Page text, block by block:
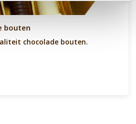
bouten
chocolade bouten.